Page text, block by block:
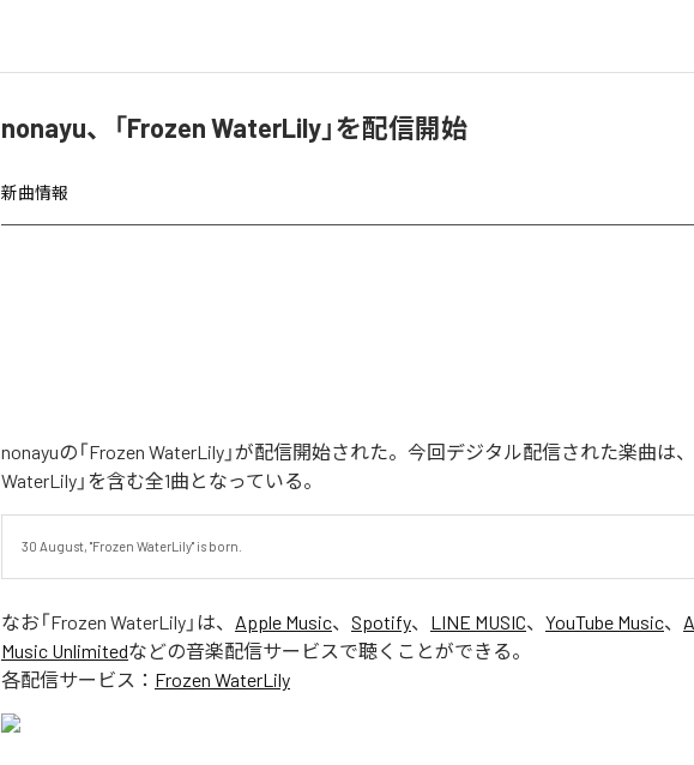
nonayu、「Frozen WaterLily」を配信開始
新曲情報
nonayuの「Frozen WaterLily」が配信開始された。今回デジタル配信された楽曲は、
WaterLily」を含む全1曲となっている。
30 August, "Frozen WaterLily" is born.
なお「Frozen WaterLily 」は、 Apple Music、 Spotify、 LINE MUSIC、 YouTube Music、
Music Unlimitedなどの音楽配信サービスで聴くことができる。
各配信サービス： Frozen WaterLily